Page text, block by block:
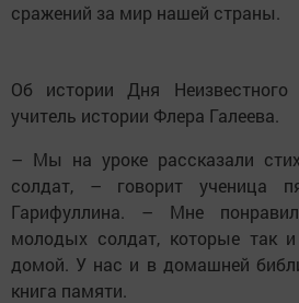
сражений за мир нашей страны.
Об истории Дня Неизвестного
учитель истории Флера Галеева.
– Мы на уроке рассказали
солдат, – говорит ученица
Гарифуллина. – Мне
молодых солдат, которые так
домой. У нас и в домашней
книга памяти.